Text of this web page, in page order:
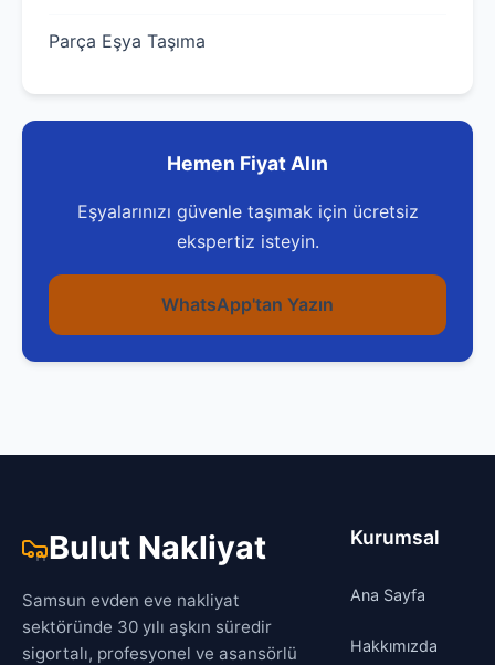
Parça Eşya Taşıma
Hemen Fiyat Alın
Eşyalarınızı güvenle taşımak için ücretsiz
ekspertiz isteyin.
WhatsApp'tan Yazın
Bulut Nakliyat
Samsun evden eve nakliyat
sektöründe 30 yılı aşkın süredir
sigortalı, profesyonel ve asansörlü
Kurumsal
Ana Sayfa
Hakkımızda